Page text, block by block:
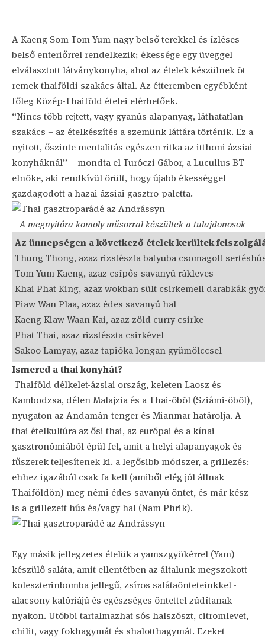
A Kaeng Som Tom Yum nagy belső terekkel és ízléses
belső enteriőrrel rendelkezik; ékessége egy üveggel
elválasztott látványkonyha, ahol az ételek készülnek öt
remek thaiföldi szakács által. Az étteremben egyébként
főleg Közép-Thaiföld ételei elérhetőek.
“Nincs több rejtett, vagy gyanús alapanyag, láthatatlan
szakács – az ételkészítés a szemünk láttára történik. Ez a
nyitott, őszinte mentalitás egészen ritka az itthoni ázsiai
konyháknál” – mondta el Turóczi Gábor, a Lucullus BT
elnöke, aki rendkívül örült, hogy újabb ékességgel
gazdagodott a hazai ázsiai gasztro-paletta.
A megnyitóra komoly műsorral készültek a tulajdonosok
Az ünnepségen a következő ételek kerültek
Thung Thong, azaz rizstészta batyuba csomagolt
Tom Yum Kaeng, azaz csípős-savanyú rákleves
Khai Phat King, azaz wokban sült csirkemell darabkák
Piaw Wan Plaa, azaz édes savanyú hal
Kaeng Kiaw Waan Kai, azaz zöld curry csirke
Phat Thai, azaz rizstészta csirkével
Sakoo Lamyay, azaz tapióka longan gyümölccsel
Ismered a thai konyhát?
Thaiföld délkelet-ázsiai ország, keleten Laosz és
Kambodzsa, délen Malajzia és a Thai-öböl (Sziámi-öböl),
nyugaton az Andamán-tenger és Mianmar határolja. A
thai ételkultúra az ősi thai, az európai és a kínai
gasztronómiából épül fel, amit a helyi alapanyagok és
fűszerek teljesítenek ki. a legősibb módszer, a grillezés:
ehhez igazából csak fa kell (amiből elég jól állnak
Thaiföldön) meg némi édes-savanyú öntet, és már kész
is a grillezett hús és/vagy hal (Nam Phrik).
Egy másik jellegzetes ételük a yamszgyökérrel (Yam)
készülő saláta, amit ellentétben az általunk megszokott
koleszterinbomba jellegű, zsíros salátaönteteinkkel -
alacsony kalóriájú és egészséges öntettel zúdítanak
nyakon. Utóbbi tartalmazhat sós halszószt, citromlevet,
chilit, vagy fokhagymát és shalotthagymát. Ezeket